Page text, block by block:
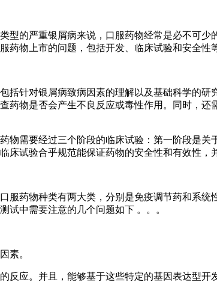
的严重银屑病来说，口服药物经常是必不可
物上市的问题，包括开发、临床试验和安全性
针对银屑病致病因素的理解以及基础科学的
物是否会产生不良反应或毒性作用。同时，
需要经过三个阶段的临床试验：第一阶段是
试验合乎规范能保证药物的安全性和有效性，
药物种类有两大类，分别是免疫调节药和系
试中需要注意的几个问题如下 。。。
素。
应。并且，能够基于这些特定的基因表达型开